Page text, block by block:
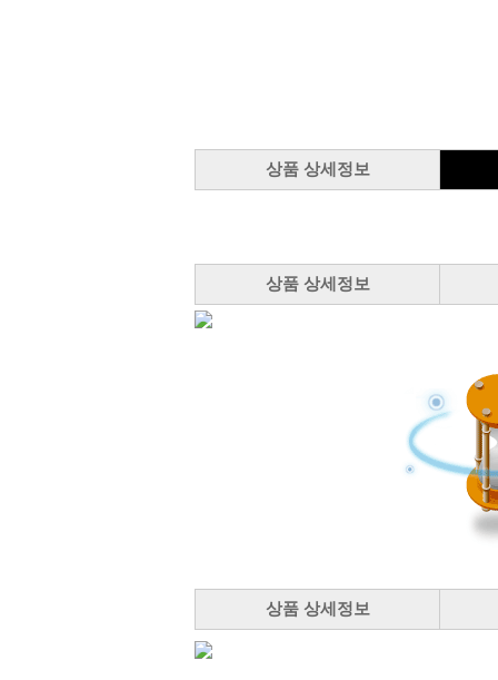
상품 상세정보
상품 상세정보
상품 상세정보